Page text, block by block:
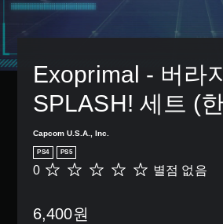
Exoprimal - 버라
SPLASH! 세트 (
Capcom U.S.A., Inc.
PS4 PS5
별
음
0 별점 없음
6,400원